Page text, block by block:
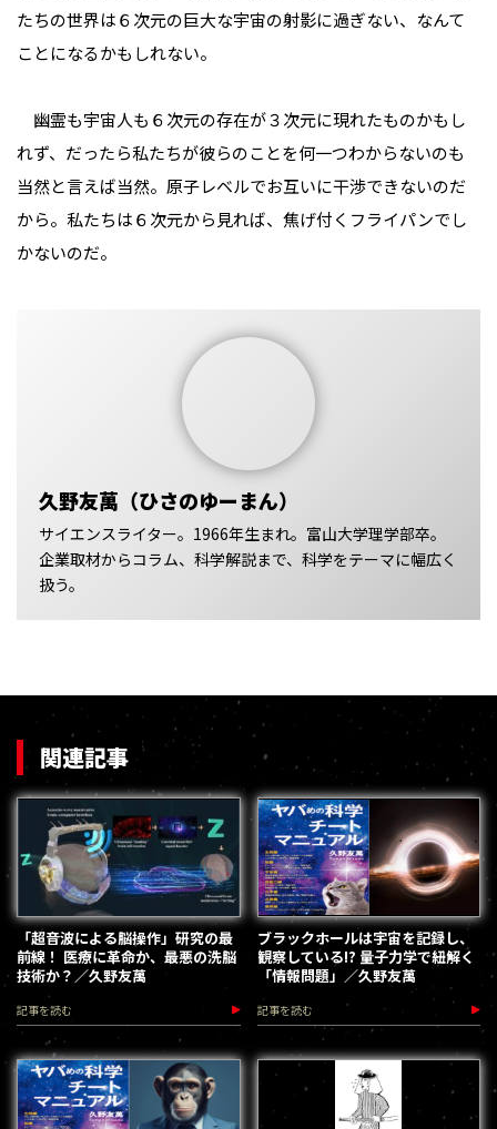
たちの世界は６次元の巨大な宇宙の射影に過ぎない、なんて
ことになるかもしれない。
幽霊も宇宙人も６次元の存在が３次元に現れたものかもし
れず、だったら私たちが彼らのことを何一つわからないのも
当然と言えば当然。原子レベルでお互いに干渉できないのだ
から。私たちは６次元から見れば、焦げ付くフライパンでし
かないのだ。
久野友萬（ひさのゆーまん）
サイエンスライター。1966年生まれ。富山大学理学部卒。
企業取材からコラム、科学解説まで、科学をテーマに幅広く
扱う。
関連記事
「超音波による脳操作」研究の最
前線！ 医療に革命か、最悪の洗脳
技術か？／久野友萬
記事を読む
ブラックホールは宇宙を記録し、
観察している!? 量子力学で紐解く
「情報問題」／久野友萬
記事を読む